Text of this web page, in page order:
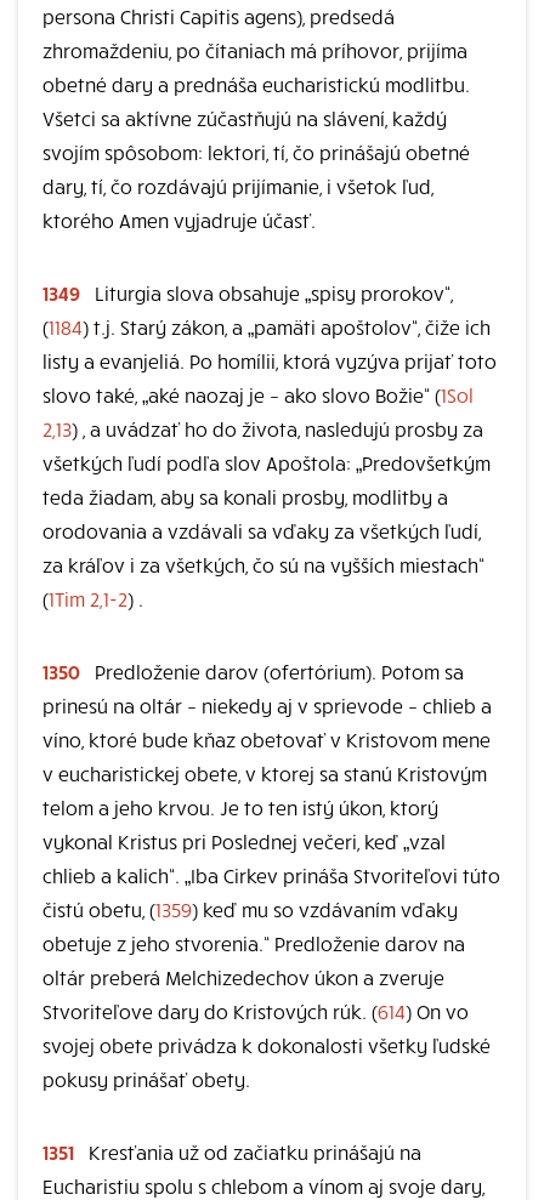
persona Christi Capitis agens), predsedá
zhromaždeniu, po čítaniach má príhovor, prijíma
obetné dary a prednáša eucharistickú modlitbu.
Všetci sa aktívne zúčastňujú na slávení, každý
svojím spôsobom: lektori, tí, čo prinášajú obetné
dary, tí, čo rozdávajú prijímanie, i všetok ľud,
ktorého Amen vyjadruje účasť.
1349
Liturgia slova obsahuje „spisy prorokov“,
(1184) t.j. Starý zákon, a „pamäti apoštolov“, čiže ich
listy a evanjeliá. Po homílii, ktorá vyzýva prijať toto
slovo také, „aké naozaj je – ako slovo Božie“ (1Sol
2,13) , a uvádzať ho do života, nasledujú prosby za
všetkých ľudí podľa slov Apoštola: „Predovšetkým
teda žiadam, aby sa konali prosby, modlitby a
orodovania a vzdávali sa vďaky za všetkých ľudí,
za kráľov i za všetkých, čo sú na vyšších miestach“
(1Tim 2,1-2) .
1350
Predloženie darov (ofertórium). Potom sa
prinesú na oltár – niekedy aj v sprievode – chlieb a
víno, ktoré bude kňaz obetovať v Kristovom mene
v eucharistickej obete, v ktorej sa stanú Kristovým
telom a jeho krvou. Je to ten istý úkon, ktorý
vykonal Kristus pri Poslednej večeri, keď „vzal
chlieb a kalich“. „Iba Cirkev prináša Stvoriteľovi túto
čistú obetu, (1359) keď mu so vzdávaním vďaky
obetuje z jeho stvorenia.“ Predloženie darov na
oltár preberá Melchizedechov úkon a zveruje
Stvoriteľove dary do Kristových rúk. (614) On vo
svojej obete privádza k dokonalosti všetky ľudské
pokusy prinášať obety.
1351
Kresťania už od začiatku prinášajú na
Eucharistiu spolu s chlebom a vínom aj svoje dary,